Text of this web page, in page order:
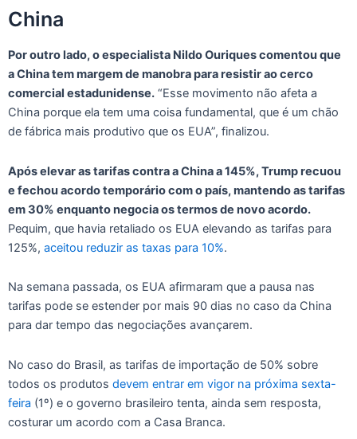
China
Por outro lado, o especialista Nildo Ouriques comentou que
a China tem margem de manobra para resistir ao cerco
comercial estadunidense. “Esse movimento não afeta a
China porque ela tem uma coisa fundamental, que é um chão
de fábrica mais produtivo que os EUA”, finalizou.
Após elevar as tarifas contra a China a 145%, Trump recuou
e fechou acordo temporário com o país, mantendo as tarifas
em 30% enquanto negocia os termos de novo acordo.
Pequim, que havia retaliado os EUA elevando as tarifas para
125%, aceitou reduzir as taxas para 10%.
Na semana passada, os EUA afirmaram que a pausa nas
tarifas pode se estender por mais 90 dias no caso da China
para dar tempo das negociações avançarem.
No caso do Brasil, as tarifas de importação de 50% sobre
todos os produtos devem entrar em vigor na próxima sexta-
feira (1º) e o governo brasileiro tenta, ainda sem resposta,
costurar um acordo com a Casa Branca.